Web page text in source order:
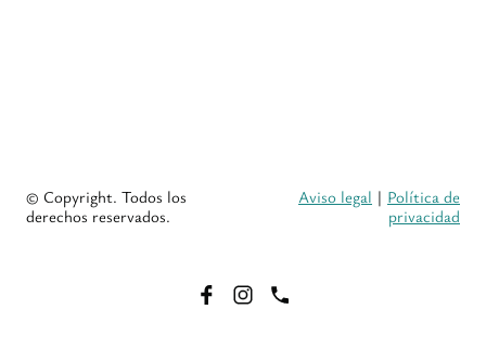
© Copyright. Todos los
derechos reservados.
Aviso legal | Política de
privacidad